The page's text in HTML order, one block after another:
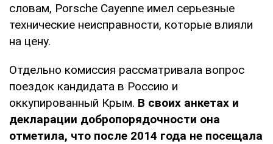
словам, Porsche Cayenne имел серьезные
технические неисправности, которые влияли
на цену.
Отдельно комиссия рассматривала вопрос
поездок кандидата в Россию и
оккупированный Крым. В своих анкетах и
декларации добропорядочности она
отметила, что после 2014 года не посещала